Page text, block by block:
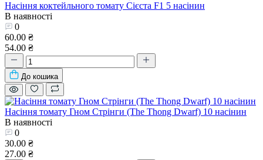
Насіння коктейльного томату Сієста F1 5 насінин
В наявності
0
60.00 ₴
54.00 ₴
До кошика
Насіння томату Гном Стрінги (The Thong Dwarf) 10 насінин
В наявності
0
30.00 ₴
27.00 ₴